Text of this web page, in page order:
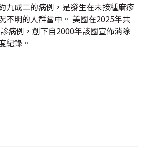
九成二的病例，是發生在未接種麻疹
不明的人群當中。 美國在2025年共
病例，創下自2000年該國宣佈消除
紀錄。